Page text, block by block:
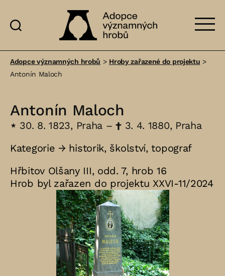
významných
Adopce významných hrobů > Hroby zařazené do projektu >
Antonín Maloch
Antonín Maloch
⋆ 30. 8. 1823, Praha –†3. 4. 1880, Praha
Kategorie → historik, školství,topograf
Hřbitov Olšany III, odd. 7, hrob 16
Hrob byl zařazen do projektu XXVI-11/2024